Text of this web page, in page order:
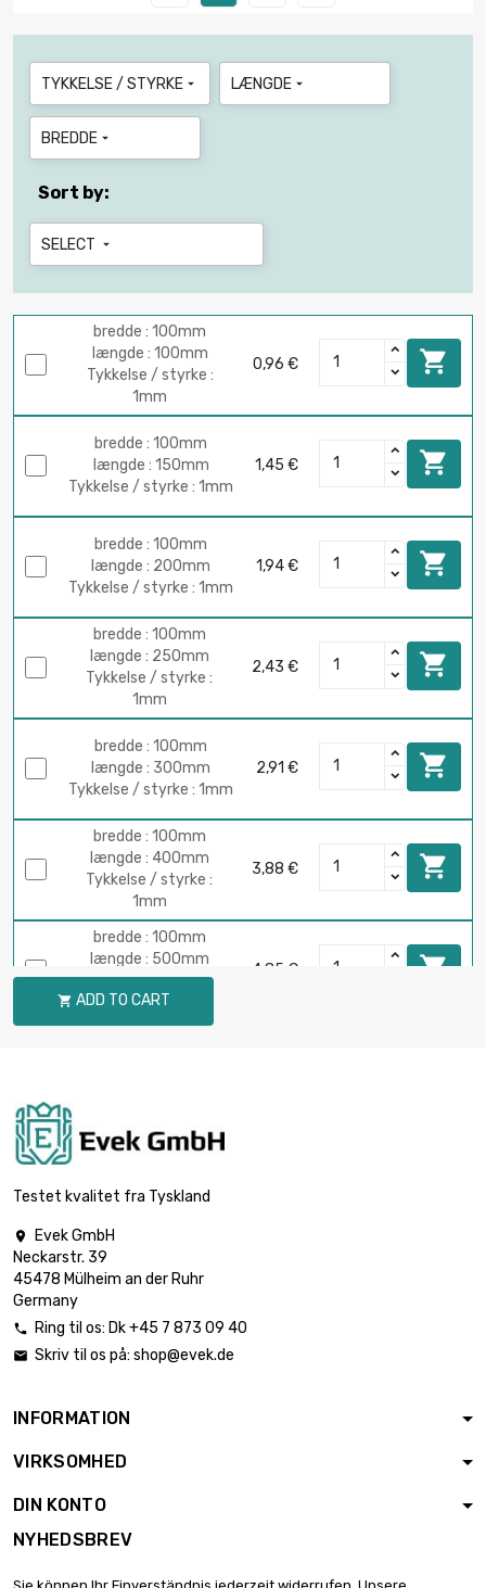
TYKKELSE / STYRKE  LÆNGDE 
BREDDE 
Sort by:
SELECT 
bredde : 100mm
længde : 100mm
Tykkelse / styrke :
1mm
0,96 € 
bredde : 100mm
længde : 150mm
Tykkelse / styrke : 1mm
1,45 € 
bredde : 100mm
længde : 200mm
Tykkelse / styrke : 1mm
1,94 € 
bredde : 100mm
længde : 250mm
Tykkelse / styrke :
1mm
2,43 € 
bredde : 100mm
længde : 300mm
Tykkelse / styrke : 1mm
2,91 € 
bredde : 100mm
længde : 400mm
Tykkelse / styrke :
1mm
3,88 € 
bredde : 100mm
længde : 500mm
Tykkelse / styrke :
1mm
4,85 € 
bredde : 100mm
1mm
bredde : 100mm
længde : 800mm
Tykkelse / styrke : 1mm
længde : 900mm
længde : 1000mm
bredde : 150mm
2,19 €
 ADD TO CART
Testet kvalitet fra Tyskland

Evek GmbH
Neckarstr. 39
45478 Mülheim an der Ruhr
Germany
 Ring til os: Dk +45 7 873 09 40
 Skriv til os på: shop@evek.de
INFORMATION
VIRKSOMHED
DIN KONTO
NYHEDSBREV